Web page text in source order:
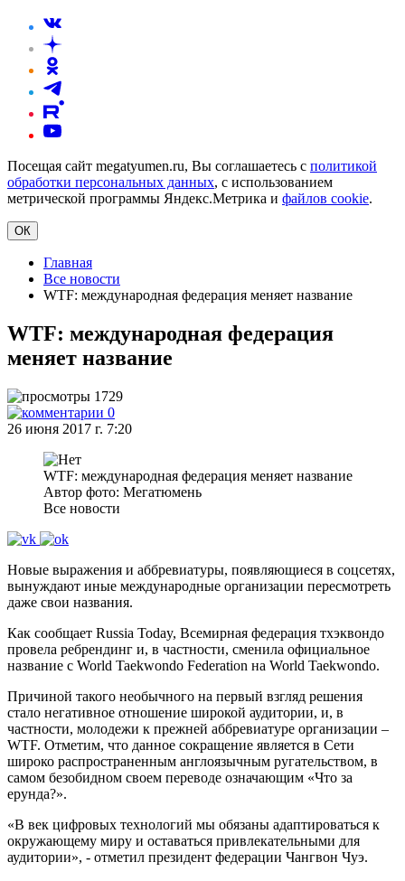
Посещая сайт megatyumen.ru, Вы соглашаетесь с политикой
обработки персональных данных, с использованием
метрической программы Яндекс.Метрика и файлов cookie.
ОК
Главная
Все новости
WTF: международная федерация меняет название
WTF: международная федерация
меняет название
1729
0
26 июня 2017 г. 7:20
WTF: международная федерация меняет название
Автор фото: Мегатюмень
Все новости
Новые выражения и аббревиатуры, появляющиеся в соцсетях,
вынуждают иные международные организации пересмотреть
даже свои названия.
Как сообщает Russia Today, Всемирная федерация тхэквондо
провела ребрендинг и, в частности, сменила официальное
название с World Taekwondo Federation на World Taekwondo.
Причиной такого необычного на первый взгляд решения
стало негативное отношение широкой аудитории, и, в
частности, молодежи к прежней аббревиатуре организации –
WTF. Отметим, что данное сокращение является в Сети
широко распространенным англоязычным ругательством, в
самом безобидном своем переводе означающим «Что за
ерунда?».
«В век цифровых технологий мы обязаны адаптироваться к
окружающему миру и оставаться привлекательными для
аудитории», - отметил президент федерации Чангвон Чуэ.